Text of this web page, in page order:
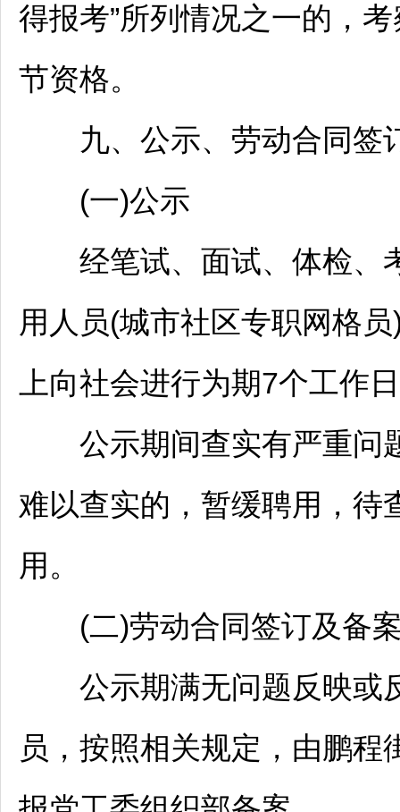
得报考”所列情况之一的，
节资格。
九、公示、劳动合同签
(一)公示
经笔试、面试、体检、
用人员(城市社区专职网格
上向社会进行为期7个工作
公示期间查实有严重问
难以查实的，暂缓聘用，待
用。
(二)劳动合同签订及备
公示期满无问题反映或
员，按照相关规定，由鹏